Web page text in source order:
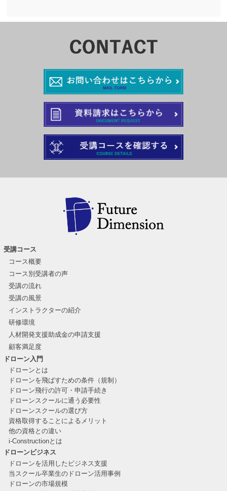
受講コース
コース概要
コース別受講者の声
受講の流れ
受講の風景
インストラクターの紹介
研修環境
人材開発支援助成金の申請支援
顧客満足度
ドローン入門
ドローンとは
ドローンを飛ばすための条件（規制）
ドローン飛行の許可・申請手続き
ドローンスクールに通う必要性
ドローンスクールの選び方
資格取得することによるメリット
他の資格との違い
i-Constructionとは
ドローンビジネス
ドローンを活用したビジネス支援
当スクール卒業生のドローン活用事例
ドローンの市場規模